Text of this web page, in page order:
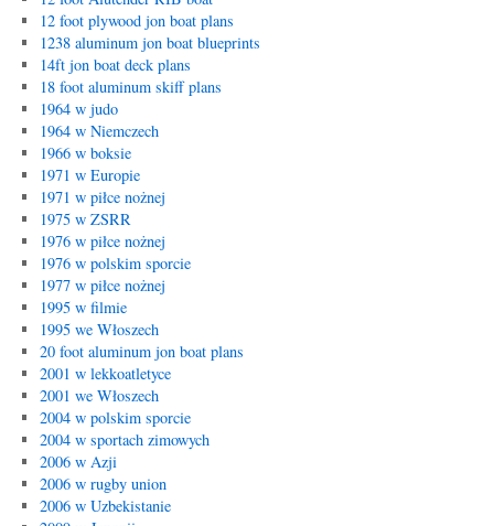
12 foot plywood jon boat plans
1238 aluminum jon boat blueprints
14ft jon boat deck plans
18 foot aluminum skiff plans
1964 w judo
1964 w Niemczech
1966 w boksie
1971 w Europie
1971 w piłce nożnej
1975 w ZSRR
1976 w piłce nożnej
1976 w polskim sporcie
1977 w piłce nożnej
1995 w filmie
1995 we Włoszech
20 foot aluminum jon boat plans
2001 w lekkoatletyce
2001 we Włoszech
2004 w polskim sporcie
2004 w sportach zimowych
2006 w Azji
2006 w rugby union
2006 w Uzbekistanie